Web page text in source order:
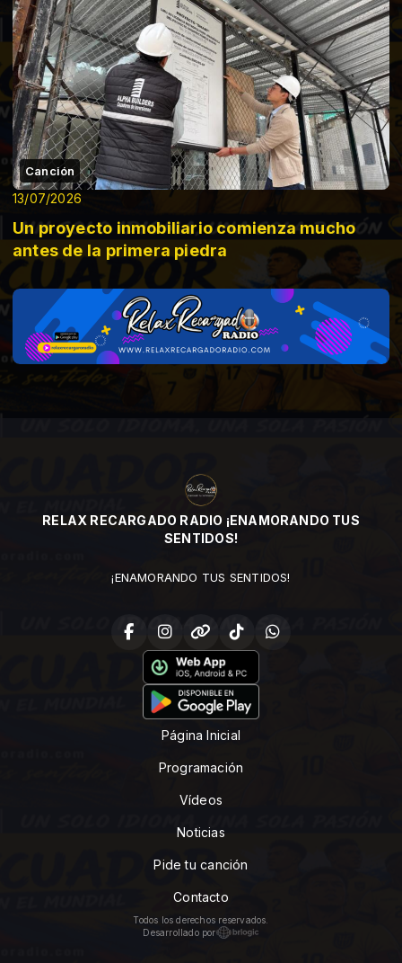
Canción
13/07/2026
Un proyecto inmobiliario comienza mucho
antes de la primera piedra
RELAX RECARGADO RADIO ¡ENAMORANDO TUS
SENTIDOS!
¡ENAMORANDO TUS SENTIDOS!
Página Inicial
Programación
Vídeos
Noticias
Pide tu canción
Contacto
Todos los derechos reservados.
Desarrollado por